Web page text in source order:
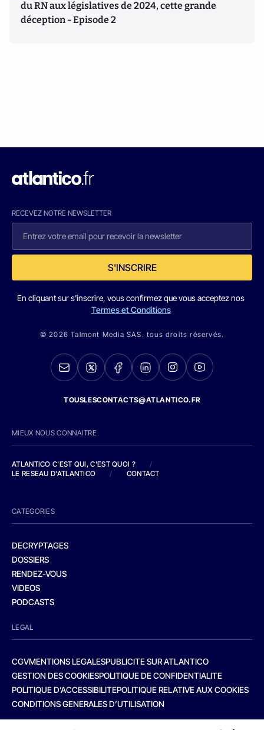
du RN aux législatives de 2024, cette grande
déception - Episode 2
RECEVEZ NOTRE NEWSLETTER
S'INSCRIRE
En cliquant sur s'inscrire, vous confirmez que vous acceptez nos
Termes et Conditions
© 2026 Talmont Media SAS. tous droits réservés.
TOUSLESCONTACTS@ATLANTICO.FR
MIEUX NOUS CONNAITRE
ATLANTICO C'EST QUI, C'EST QUOI ?
/
LE RESEAU D'ATLANTICO
/ CONTACT
CATEGORIES
DECRYPTAGES
DOSSIERS
RENDEZ-VOUS
VIDEOS
PODCASTS
LEGAL
CGVMENTIONS LEGALESPUBLICITE SUR ATLANTICO
GESTION DES COOKIESPOLITIQUE DE CONFIDENTIALITE
POLITIQUE D’ACCESSIBILITEPOLITIQUE RELATIVE AUX COOKIES
CONDITIONS GENERALES D’UTILISATION